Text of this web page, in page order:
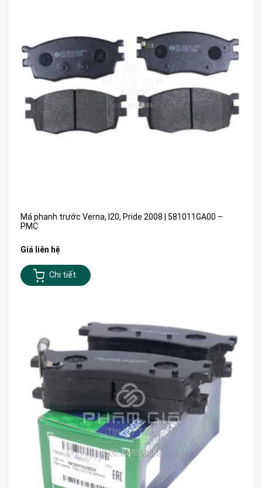
Má phanh trước Verna, I20, Pride 2008 | 581011GA00 –
PMC
Giá liên hệ
Chi tiết